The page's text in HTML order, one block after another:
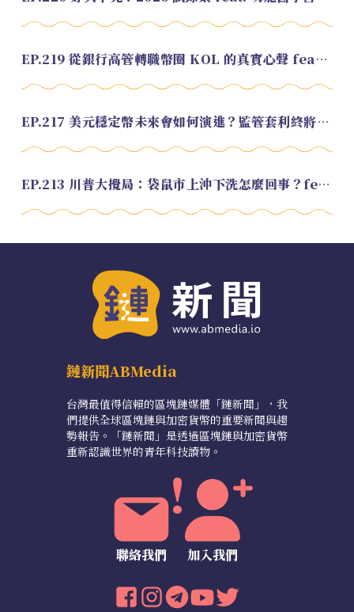
EP.219 從銀行高管轉職幣圈 KOL 的真實心聲 feat.龜大
EP.217 美元穩定幣未來會如何演進？監管套利終將收斂？feat. 研究員 余哲安
EP.213 川普大攪局：袋鼠市上沖下洗怎麼回事？feat. Alvin
鏈新聞ABMedia
台灣最值得信賴的區塊鏈媒體「鏈新聞」，我
們提供全球區塊鏈與加密貨幣的重要新聞與趨
勢報告。「鏈新聞」是透過區塊鏈與加密貨幣
重新認識世界的青年科技讀物。
聯絡我們 加入我們